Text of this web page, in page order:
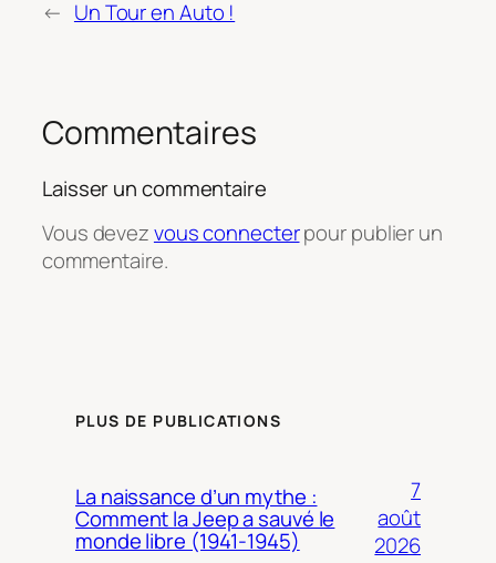
← Un Tour en Auto !
Commentaires
Laisser un commentaire
Vous devezvous connecterpour publier un
commentaire.
PLUS DE PUBLICATIONS
La naissance d’un mythe :
Comment la Jeep a sauvé le
monde libre (1941-1945)
7
août
2026